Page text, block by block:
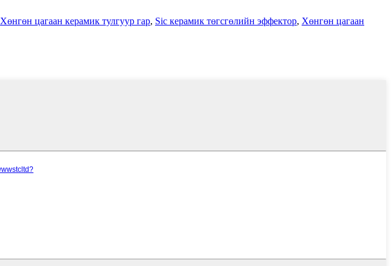
Хөнгөн цагаан керамик тулгуур гар, Sic керамик төгсгөлийн эффектор, Хөнгөн цагаан